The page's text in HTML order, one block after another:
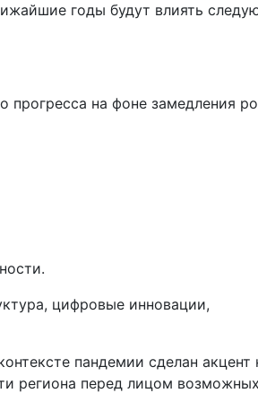
годы будут влиять
на фоне замедления
цифровые инновации,
пандемии сделан акцент
региона перед лицом